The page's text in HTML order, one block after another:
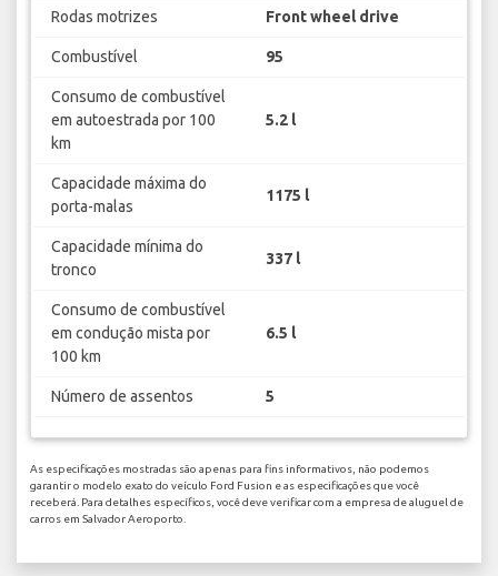
Rodas motrizes Front wheel drive
Combustível 95
Consumo de combustível
em autoestrada por 100
km
5.2 l
Capacidade máxima do
porta-malas
1175 l
Capacidade mínima do
tronco
337 l
Consumo de combustível
em condução mista por
100 km
6.5 l
Número de assentos 5
As especificações mostradas são apenas para fins informativos, não podemos
garantir o modelo exato do veículo Ford Fusion e as especificações que você
receberá. Para detalhes específicos, você deve verificar com a empresa de aluguel de
carros em Salvador Aeroporto.